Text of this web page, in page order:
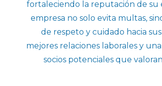
fortaleciendo la reputación de su
empresa no solo evita multas,
de respeto y cuidado hacia
mejores relaciones laborales y
socios potenciales que